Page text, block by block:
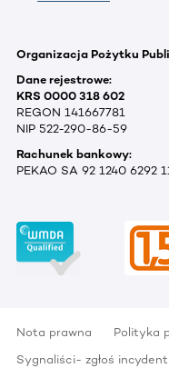
Organizacja Pożytku
Dane rejestrowe:
KRS 0000 318 602
REGON 141667781
NIP 522-290-86-59
Rachunek bankowy:
PEKAO SA 92 1240 6292
Nota prawna Polityka
Sygnaliści- zgłoś incydent